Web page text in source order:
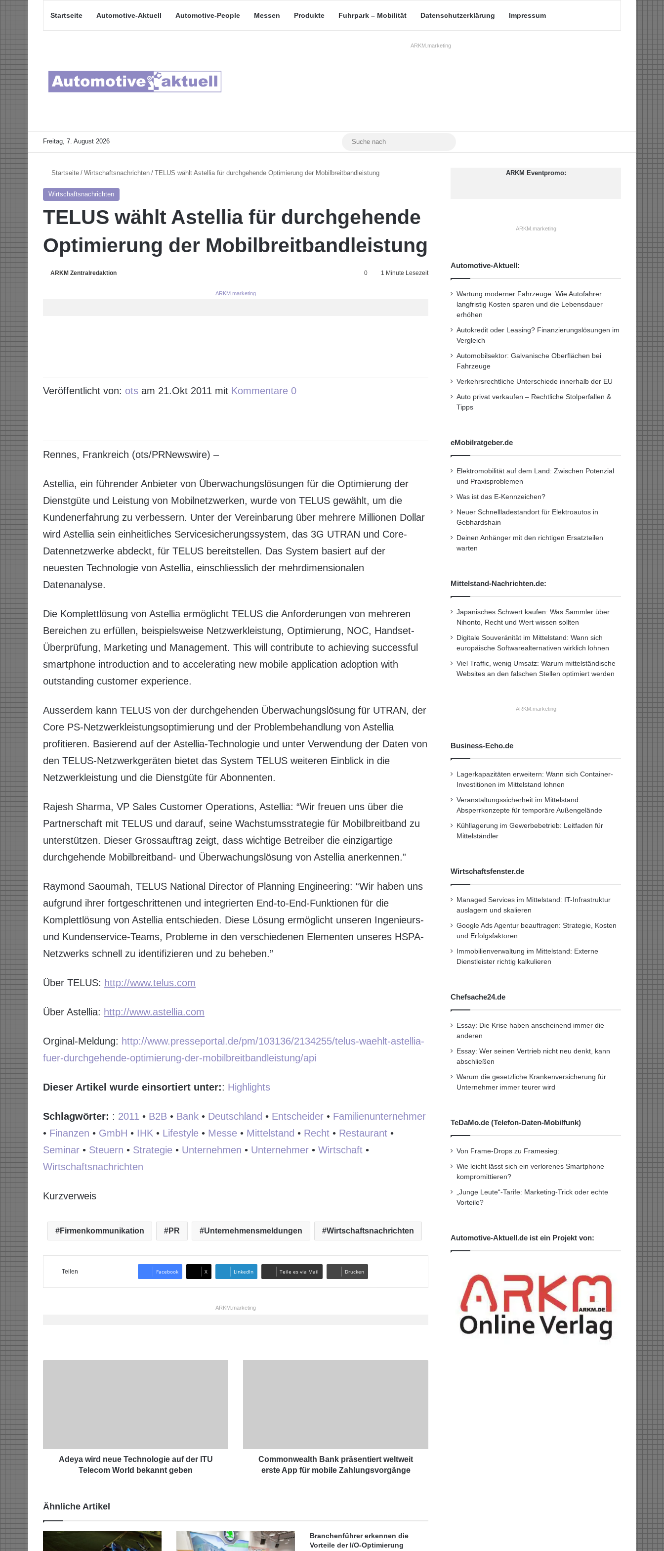
Startseite Automotive-Aktuell Automotive-People Messen Produkte Fuhrpark – Mobilität Datenschutzerklärung Impressum
ARKM.marketing
Freitag, 7. August 2026 YouTubeMastodon
Startseite / Wirtschaftsnachrichten / TELUS wählt Astellia für durchgehende Optimierung der Mobilbreitbandleistung
Wirtschaftsnachrichten
TELUS wählt Astellia für durchgehende
Optimierung der Mobilbreitbandleistung
ARKM Zentralredaktion 0 1 Minute Lesezeit
ARKM.marketing
Veröffentlicht von: ots am 21.Okt 2011 mit Kommentare 0
Rennes, Frankreich (ots/PRNewswire) –
Astellia, ein führender Anbieter von Überwachungslösungen für die Optimierung der
Dienstgüte und Leistung von Mobilnetzwerken, wurde von TELUS gewählt, um die
Kundenerfahrung zu verbessern. Unter der Vereinbarung über mehrere Millionen Dollar
wird Astellia sein einheitliches Servicesicherungssystem, das 3G UTRAN und Core-
Datennetzwerke abdeckt, für TELUS bereitstellen. Das System basiert auf der
neuesten Technologie von Astellia, einschliesslich der mehrdimensionalen
Datenanalyse.
Die Komplettlösung von Astellia ermöglicht TELUS die Anforderungen von mehreren
Bereichen zu erfüllen, beispielsweise Netzwerkleistung, Optimierung, NOC, Handset-
Überprüfung, Marketing und Management. This will contribute to achieving successful
smartphone introduction and to accelerating new mobile application adoption with
outstanding customer experience.
Ausserdem kann TELUS von der durchgehenden Überwachungslösung für UTRAN, der
Core PS-Netzwerkleistungsoptimierung und der Problembehandlung von Astellia
profitieren. Basierend auf der Astellia-Technologie und unter Verwendung der Daten von
den TELUS-Netzwerkgeräten bietet das System TELUS weiteren Einblick in die
Netzwerkleistung und die Dienstgüte für Abonnenten.
Rajesh Sharma, VP Sales Customer Operations, Astellia: “Wir freuen uns über die
Partnerschaft mit TELUS und darauf, seine Wachstumsstrategie für Mobilbreitband zu
unterstützen. Dieser Grossauftrag zeigt, dass wichtige Betreiber die einzigartige
durchgehende Mobilbreitband- und Überwachungslösung von Astellia anerkennen.”
Raymond Saoumah, TELUS National Director of Planning Engineering: “Wir haben uns
aufgrund ihrer fortgeschrittenen und integrierten End-to-End-Funktionen für die
Komplettlösung von Astellia entschieden. Diese Lösung ermöglicht unseren Ingenieurs-
und Kundenservice-Teams, Probleme in den verschiedenen Elementen unseres HSPA-
Netzwerks schnell zu identifizieren und zu beheben.”
Über TELUS: http://www.telus.com
Über Astellia: http://www.astellia.com
Orginal-Meldung: http://www.presseportal.de/pm/103136/2134255/telus-waehlt-astellia-
fuer-durchgehende-optimierung-der-mobilbreitbandleistung/api
Dieser Artikel wurde einsortiert unter:: Highlights
Schlagwörter: : 2011 • B2B • Bank • Deutschland • Entscheider • Familienunternehmer
• Finanzen • GmbH • IHK • Lifestyle • Messe • Mittelstand • Recht • Restaurant •
Seminar • Steuern • Strategie • Unternehmen • Unternehmer • Wirtschaft •
Wirtschaftsnachrichten
Kurzverweis
Firmenkommunikation PR Unternehmensmeldungen Wirtschaftsnachrichten
Teilen Facebook X LinkedIn Teile es via Mail Drucken
ARKM.marketing
d
T
e
c
h
Adeya wird neue Technologie auf der ITU
Telecom World bekannt geben
a
k
p
r
Commonwealth Bank präsentiert weltweit
erste App für mobile Zahlungsvorgänge
Ähnliche Artikel
Branchenführer erkennen die
Vorteile der I/O-Optimierung
ARKM Eventpromo:
ARKM.marketing
Automotive-Aktuell:
Wartung moderner Fahrzeuge: Wie Autofahrer
langfristig Kosten sparen und die Lebensdauer
erhöhen
Autokredit oder Leasing? Finanzierungslösungen im
Vergleich
Automobilsektor: Galvanische Oberflächen bei
Fahrzeuge
Verkehrsrechtliche Unterschiede innerhalb der EU
Auto privat verkaufen – Rechtliche Stolperfallen &
Tipps
eMobilratgeber.de
Elektromobilität auf dem Land: Zwischen Potenzial
und Praxisproblemen
Was ist das E-Kennzeichen?
Neuer Schnellladestandort für Elektroautos in
Gebhardshain
Deinen Anhänger mit den richtigen Ersatzteilen
warten
Mittelstand-Nachrichten.de:
Japanisches Schwert kaufen: Was Sammler über
Nihonto, Recht und Wert wissen sollten
Digitale Souveränität im Mittelstand: Wann sich
europäische Softwarealternativen wirklich lohnen
Viel Traffic, wenig Umsatz: Warum mittelständische
Websites an den falschen Stellen optimiert werden
ARKM.marketing
Business-Echo.de
Lagerkapazitäten erweitern: Wann sich Container-
Investitionen im Mittelstand lohnen
Veranstaltungssicherheit im Mittelstand:
Absperrkonzepte für temporäre Außengelände
Kühllagerung im Gewerbebetrieb: Leitfaden für
Mittelständler
Wirtschaftsfenster.de
Managed Services im Mittelstand: IT-Infrastruktur
auslagern und skalieren
Google Ads Agentur beauftragen: Strategie, Kosten
und Erfolgsfaktoren
Immobilienverwaltung im Mittelstand: Externe
Dienstleister richtig kalkulieren
Chefsache24.de
Essay: Die Krise haben anscheinend immer die
anderen
Essay: Wer seinen Vertrieb nicht neu denkt, kann
abschließen
Warum die gesetzliche Krankenversicherung für
Unternehmer immer teurer wird
TeDaMo.de (Telefon-Daten-Mobilfunk)
Von Frame-Drops zu Framesieg:
Wie leicht lässt sich ein verlorenes Smartphone
kompromittieren?
„Junge Leute“-Tarife: Marketing-Trick oder echte
Vorteile?
Automotive-Aktuell.de ist ein Projekt von: